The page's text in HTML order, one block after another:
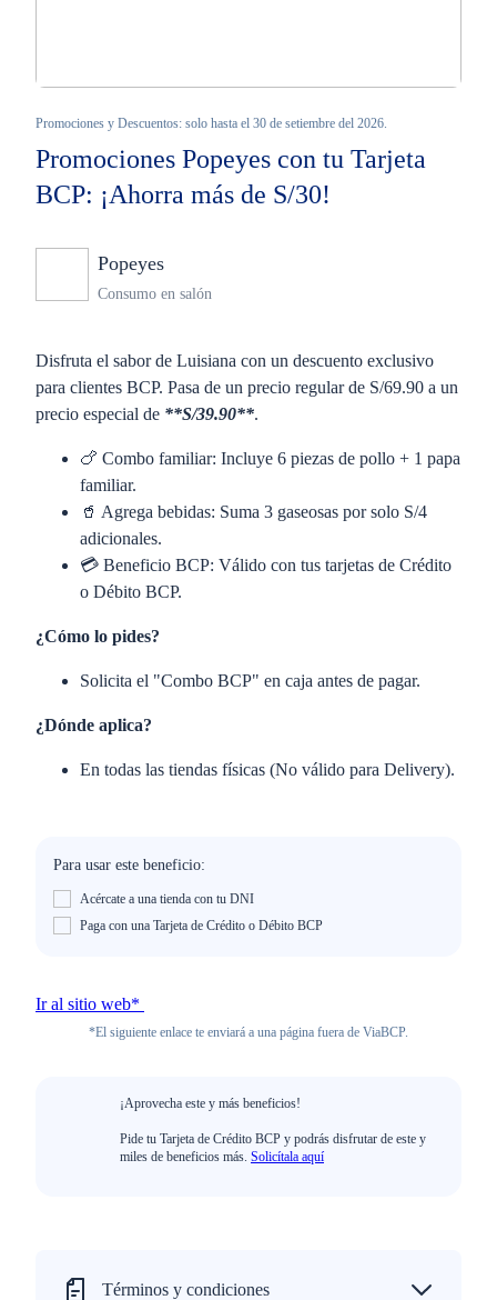
Promociones y Descuentos: solo hasta el 30 de setiembre del 2026.
Promociones Popeyes con tu Tarjeta
BCP: ¡Ahorra más de S/30!
Popeyes
Consumo en salón
Disfruta el sabor de Luisiana con un descuento exclusivo
para clientes BCP. Pasa de un precio regular de S/69.90 a un
precio especial de **S/39.90**.
🍗 Combo familiar: Incluye 6 piezas de pollo + 1 papa
familiar.
🥤 Agrega bebidas: Suma 3 gaseosas por solo S/4
adicionales.
💳 Beneficio BCP: Válido con tus tarjetas de Crédito
o Débito BCP.
¿Cómo lo pides?
Solicita el "Combo BCP" en caja antes de pagar.
¿Dónde aplica?
En todas las tiendas físicas (No válido para Delivery).
Para usar este beneficio:
Acércate a una tienda con tu DNI
Paga con una Tarjeta de Crédito o Débito BCP
Ir al sitio web*
*El siguiente enlace te enviará a una página fuera de ViaBCP.
¡Aprovecha este y más beneficios!
Pide tu Tarjeta de Crédito BCP y podrás disfrutar de este y
miles de beneficios más. Solicítala aquí
Términos y condiciones